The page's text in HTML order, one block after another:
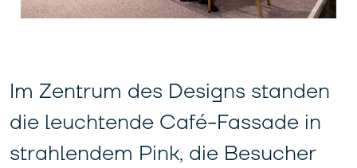
Im Zentrum des Designs standen
die leuchtende Café-Fassade in
strahlendem Pink, die Besucher